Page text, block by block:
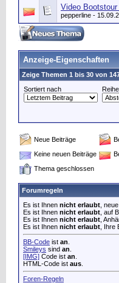
Video Bootstour
pepperline -
Anzeige-Eigenschaften
Zeige Themen 1 bis 30 von
Sortiert nach
Neue Beiträge
Keine neuen Beiträge
Thema geschlossen
Forumregeln
Es ist Ihnen nicht erlaubt ,
Es ist Ihnen nicht erlaubt , auf
Es ist Ihnen nicht erlaubt ,
Es ist Ihnen nicht erlaubt ,
BB-Code ist an
Smileys sind an
[IMG] Code ist an
HTML-Code ist aus
Foren-Regeln